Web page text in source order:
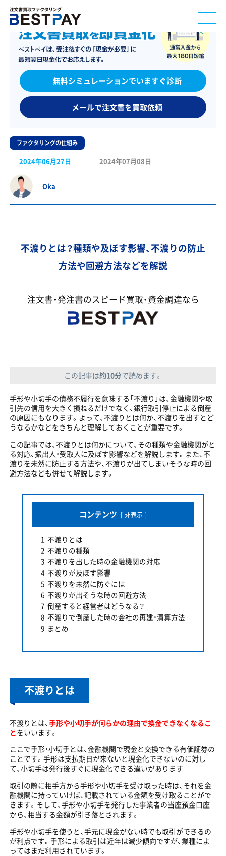
無料シミュレーションでいますぐ診断
メールで注文書を買取依頼
ファクタリングの仕組み
2024年06月27日 2024年07月08日
Oka
不渡りとは？種類や及ぼす影響、不渡りの防止
方法や回避方法などを解説
注文書・発注書のスピード買取・資金調達なら
この記事は約10分で読めます。
手形や小切手の債務不履行を意味する「不渡り」は、金融機関や取
引先の信用を大きく損ねるだけでなく、銀行取引停止による倒産
の原因にもなります。よって、不渡りとは何か、不渡りを出すとど
うなるかなどをきちんと理解しておくことが重要です。
この記事では、不渡りとは何かについて、その種類や金融機関がと
る対応、振出人・受取人に及ぼす影響などを解説します。また、不
渡りを未然に防止する方法や、不渡りが出てしまいそうな時の回
避方法なども併せて解説します。
コンテンツ 非表示
1 不渡りとは
2 不渡りの種類
3 不渡りを出した時の金融機関の対応
4 不渡りが及ぼす影響
5 不渡りを未然に防ぐには
6 不渡りが出そうな時の回避方法
7 倒産すると経営者はどうなる？
8 不渡りで倒産した時の会社の再建・清算方法
9 まとめ
不渡りとは
不渡りとは、 手形や小切手が何らかの理由で換金できなくなるこ
とをいいます。
ここで手形・小切手とは、金融機関で現金と交換できる有価証券の
ことです。手形は支払期日が来ないと現金化できないのに対し
て、小切手は発行後すぐに現金化できる違いがあります
取引の際に相手方から手形や小切手を受け取った時は、それを金
融機関に持っていけば、記載されている金額を受け取ることがで
きます。そして、手形や小切手を発行した事業者の当座預金口座
から、相当する金額が引き落とされます。
手形や小切手を使うと、手元に現金がない時でも取引ができるの
が利点です。手形による取引は近年は減少傾向ですが、業種によ
ってはまだ利用されています。